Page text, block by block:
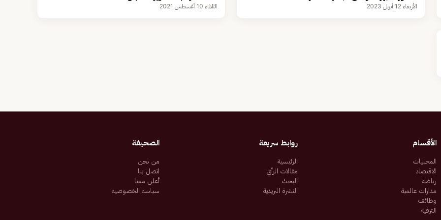
الأربعاء 12 أبريل 2023 الثلاثاء 10 أغسطس 2021
الأقسام
المحليات
الاقتصاد
رياضة
مدارات عالمية
وظائف
الترفيه
روابط سريعة
الرئيسية
مقالات الرأي
البحث
النشرة البريدية
الصحيفة
من نحن
اتصل بنا
أعلن معنا
سياسة الخصوصية